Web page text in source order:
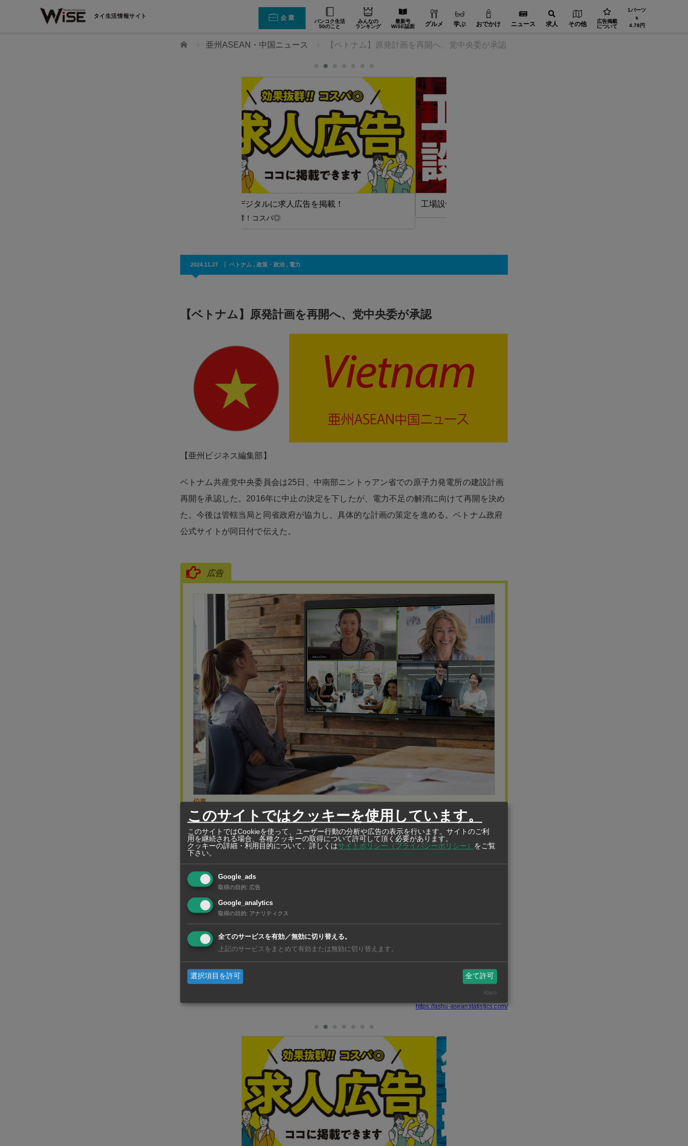
タイ生活情報サイト 企業
バンコク生活
50のこと
みんなの
ランキング
最新号
WiSE誌面
グルメ 学ぶ おでかけ ニュース 求人 その他
広告掲載
について
1バーツ
⇅
4.78円
ホーム 亜州ASEAN・中国ニュース 【ベトナム】原発計画を再開へ、党中央委が承認
工場設備【在タイ企業・製造業】
2024.11.27 ベトナム , 政策・政治, 電力
【ベトナム】原発計画を再開へ、党中央委が承認
【亜州ビジネス編集部】
ベトナム共産党中央委員会は25日、中南部ニントゥアン省での原子力発電所の建設計画
再開を承認した。2016年に中止の決定を下したが、電力不足の解消に向けて再開を決め
た。今後は管轄当局と同省政府が協力し、具体的な計画の策定を進める。ベトナム政府
公式サイトが同日付で伝えた。
広告
伯東
HAKUTO (THAILAND) / DTEN
臨場感のあるビデオ会議を実現する最強のシステムが登場
同省では過去に原発の開発が進められていたが、資金不足や福島第1原発の事故発生で住
民の反発が強まったことから、16年に白紙撤回された。一方、国内では北部地域を中心
に慢性的な電力不足が続いていることなどから、グエン・ホン・ジエン商工相が先月、
第8次国家電源開発計画（PDP8）の改定案に原発の開発を盛り込むと表明していた。
以前の原発計画は日本とロシアが受注していた。改めて再開される原発計画に向けて
は、ロシアが既に協力意向を表明している。
https://ashu-aseanstatistics.com/
このサイトではクッキーを使用しています。
このサイトではCookieを使って、ユーザー行動の分析や広告の表示を行います。サイトのご利
用を継続される場合、各種クッキーの取得について許可して頂く必要があります。
クッキーの詳細・利用目的について、詳しくはサイトポリシー（プライバシーポリシー） をご覧
下さい。
Google_ads
取得の目的: 広告
Google_analytics
取得の目的: アナリティクス
全てのサービスを有効／無効に切り替える。
上記のサービスをまとめて有効または無効に切り替えます。
選択項目を許可 全て許可
Klaro